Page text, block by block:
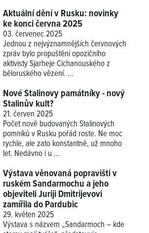
Aktuální dění v Rusku: novinky
ke konci června 2025
03. červenec 2025
Jednou z nejvýznamnějších červnových
zpráv bylo propuštění opozičního
aktivisty Sjarheje Cichanouského z
běloruského vězení. ...
Nové Stalinovy památníky - nový
Stalinův kult?
21. červen 2025
Počet nově budovaných Stalinových
pomníků v Rusku pořád roste. Ne moc
rychle, ale zato konstantně, už mnoho
let. Nedávno i u ...
Výstava věnovaná popravišti v
ruském Sandarmochu a jeho
objeviteli Juriji Dmitrijevovi
zamířila do Pardubic
29. květen 2025
Výstava s názvem „Sandarmoch – kde